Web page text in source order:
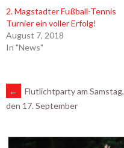
2. Magstadter Fußball-Tennis
Turnier ein voller Erfolg!
August 7, 2018
In "News"
ARTIKEL-
NAVIGATION
←
Flutlichtparty am Samstag,
den 17. September